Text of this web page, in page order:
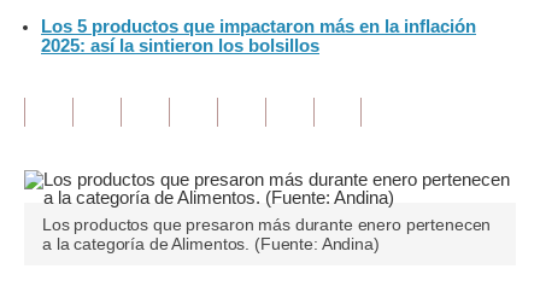
Inmobiliarias
Opinión
Editorial
Pregunta de hoy
Los 5 productos que impactaron más en la inflación
2025: así la sintieron los bolsillos
Los productos que presaron más durante enero pertenecen
a la categoría de Alimentos. (Fuente: Andina)